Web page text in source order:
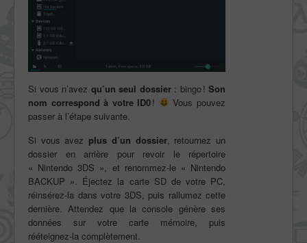
Si vous n’avez qu’un seul dossier: bingo ! Son
nom correspond à votre ID0!
Vous pouvez
passer à l’étape suivante.
Si vous avez plus d’un dossier, retournez un
dossier en arrière pour revoir le répertoire
« Nintendo 3DS », et renommez-le « Nintendo
BACKUP ». Éjectez la carte SD de votre PC,
réinsérez-la dans votre 3DS, puis rallumez cette
dernière. Attendez que la console génère ses
données sur votre carte mémoire, puis
rééteignez-la complètement.